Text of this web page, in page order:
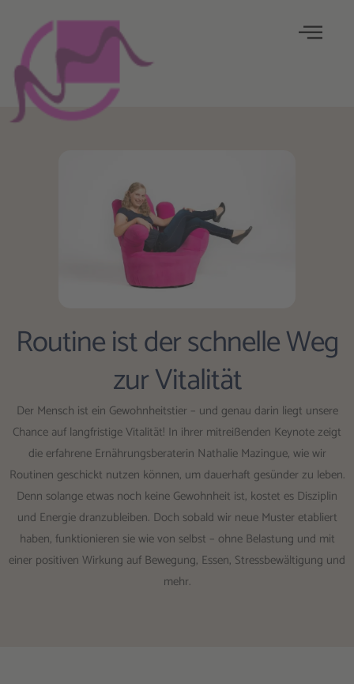
Routine ist der schnelle Weg
zur Vitalität
Der Mensch ist ein Gewohnheitstier – und genau darin liegt unsere
Chance auf langfristige Vitalität! In ihrer mitreißenden Keynote zeigt
die erfahrene Ernährungsberaterin Nathalie Mazingue, wie wir
Routinen geschickt nutzen können, um dauerhaft gesünder zu leben.
Denn solange etwas noch keine Gewohnheit ist, kostet es Disziplin
und Energie dranzubleiben. Doch sobald wir neue Muster etabliert
haben, funktionieren sie wie von selbst – ohne Belastung und mit
einer positiven Wirkung auf Bewegung, Essen, Stressbewältigung und
mehr.